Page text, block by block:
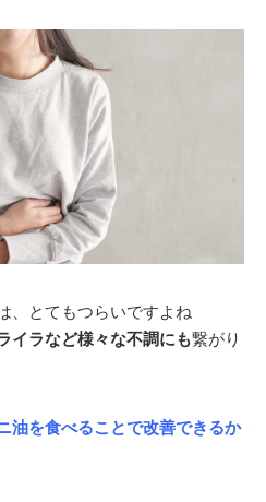
、とてもつらいですよね
イラなど様々な不調にも繋がり
油を食べることで改善できるか